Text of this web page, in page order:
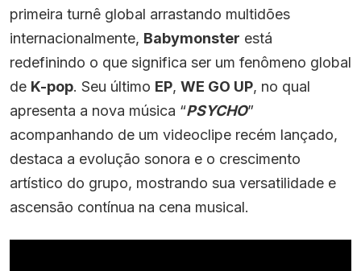
primeira turnê global arrastando multidões
internacionalmente, Babymonster está
redefinindo o que significa ser um fenômeno global
de K-pop. Seu último EP, WE GO UP, no qual
apresenta a nova música “PSYCHO”
acompanhando de um videoclipe recém lançado,
destaca a evolução sonora e o crescimento
artístico do grupo, mostrando sua versatilidade e
ascensão contínua na cena musical.